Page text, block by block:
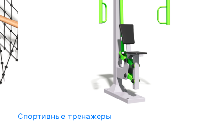
Спортивные тренажеры